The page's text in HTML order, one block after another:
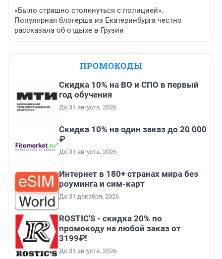
«Было страшно столкнуться с полицией».
Популярная блогерша из Екатеринбурга честно
рассказала об отдыхе в Грузии
ПРОМОКОДЫ
Скидка 10% на ВО и СПО в первый
год обучения
До 31 августа, 2026
Скидка 10% на один заказ до 20 000
₽
До 31 августа, 2026
Интернет в 180+ странах мира без
роуминга и сим-карт
До 31 декабря, 2026
ROSTIC'S - скидка 20% по
промокоду на любой заказ от
3199₽!
До 31 августа, 2026